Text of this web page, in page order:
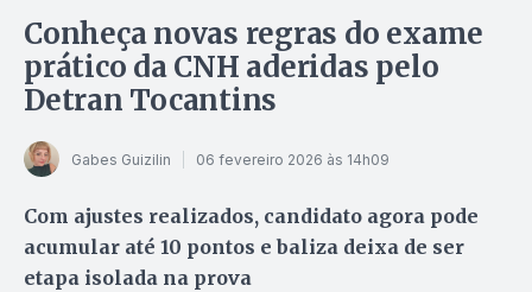
Conheça novas regras do exame
prático da CNH aderidas pelo
Detran Tocantins
Gabes Guizilin 06 fevereiro 2026 às 14h09
Com ajustes realizados, candidato agora pode
acumular até 10 pontos e baliza deixa de ser
etapa isolada na prova